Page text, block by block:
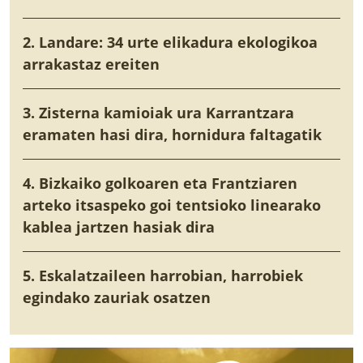
2. Landare: 34 urte elikadura ekologikoa
arrakastaz ereiten
3. Zisterna kamioiak ura Karrantzara
eramaten hasi dira, hornidura faltagatik
4. Bizkaiko golkoaren eta Frantziaren
arteko itsaspeko goi tentsioko linearako
kablea jartzen hasiak dira
5. Eskalatzaileen harrobian, harrobiek
egindako zauriak osatzen